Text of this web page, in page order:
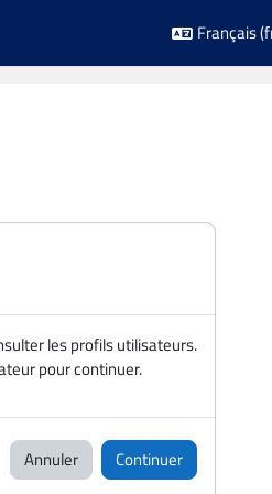
Français
les profils utilisateurs.
pour continuer.
Annuler Continuer